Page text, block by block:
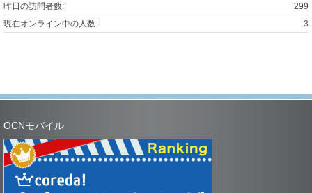
299
昨日の訪問者数:
3
現在オンライン中の人数:
OCNモバイル